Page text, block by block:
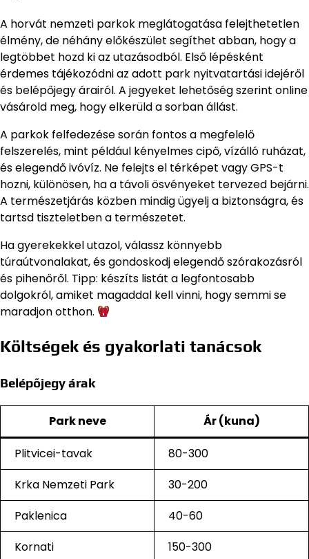
A horvát nemzeti parkok meglátogatása felejthetetlen
élmény, de néhány előkészület segíthet abban, hogy a
legtöbbet hozd ki az utazásodból. Első lépésként
érdemes tájékozódni az adott park nyitvatartási idejéről
és belépőjegy árairól. A jegyeket lehetőség szerint online
vásárold meg, hogy elkerüld a sorban állást.
A parkok felfedezése során fontos a megfelelő
felszerelés, mint például kényelmes cipő, vízálló ruházat,
és elegendő ivóvíz. Ne felejts el térképet vagy GPS-t
hozni, különösen, ha a távoli ösvényeket tervezed bejárni.
A természetjárás közben mindig ügyelj a biztonságra, és
tartsd tiszteletben a természetet.
Ha gyerekekkel utazol, válassz könnyebb
túraútvonalakat, és gondoskodj elegendő szórakozásról
és pihenőről. Tipp: készíts listát a legfontosabb
dolgokról, amiket magaddal kell vinni, hogy semmi se
maradjon otthon.
Költségek és gyakorlati tanácsok
Belépőjegy árak
Park neve Ár (kuna)
Plitvicei-tavak
80-300
Krka Nemzeti Park
30-200
Paklenica
40-60
Kornati
150-300